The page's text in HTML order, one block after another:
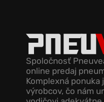
Spoločnosť
online predaj
Komplexná
výrobcov, čo nám